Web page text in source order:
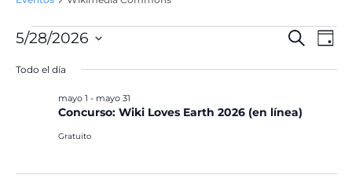
Eventos
mayo
2026
vistas
Buscar
de
Día
5/28/2026
la
Todo el día
Concurso: Wiki Loves Earth 2026 (en línea)
mayo 1 - mayo 31
Gratuito